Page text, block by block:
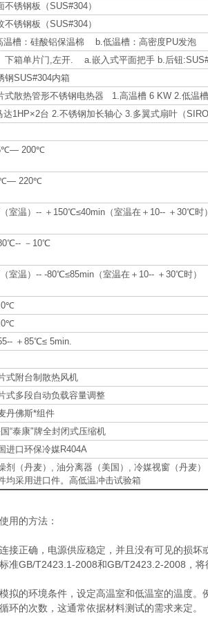
不锈钢板（SUS#304）
不锈钢板（SUS#304）
温槽：硅酸铝保温棉 b.低温槽：高密度PU发泡
下箱单片门,左开. a.嵌入式平面把手 b.后钮
钢SUS#304内箱
式散热管形不锈钢电热器 1.高温槽 6 KW 2.低温
达1HP×2台 2.不锈钢加长轴心 3.多翼式扇叶（
200℃
220℃
室温）-- ＋150℃≤40min（室温在＋10-- ＋30℃时）
－10℃
室温）-- -80℃≤85min（室温在＋10-- ＋30℃时）
＋85℃≤ 5min.
式附台制散热风机
式多段自动负载容量调整
丹佛斯*组件
“泰康"牌全封闭式压缩机
进口环保冷媒R404A
剂（丹麦）, 油分离器（美国）, 冷媒视窗（丹麦
均采用进口件。高低温冲击试验箱
使用的方法：
接正确，电源供应稳定，并且没有可见的损坏
准GB/T2423.1-2008和GB/T2423.2-2008，
拟的环境条件，设定高温室和低温室的温度
环的次数，这通常依据材料测试的需求来定。